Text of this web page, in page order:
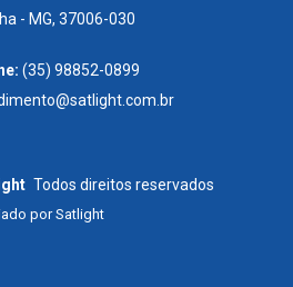
- MG, 37006-030
(35) 98852-0899
Todos direitos reservados
porSatlight